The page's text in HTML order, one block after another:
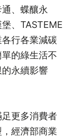
、蝶釀永
、TASTEME
行各業減碳
的綠生活不
永續影響
更多消費者
經濟部商業